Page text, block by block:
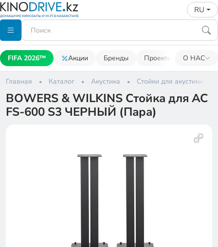
RU
FIFA 2026™ Акции Бренды Проекторы О НАС
Главная Каталог Акустика Стойки для акустики
BOWERS & WILKINS Стойка для АС
FS-600 S3 ЧЕРНЫЙ (Пара)